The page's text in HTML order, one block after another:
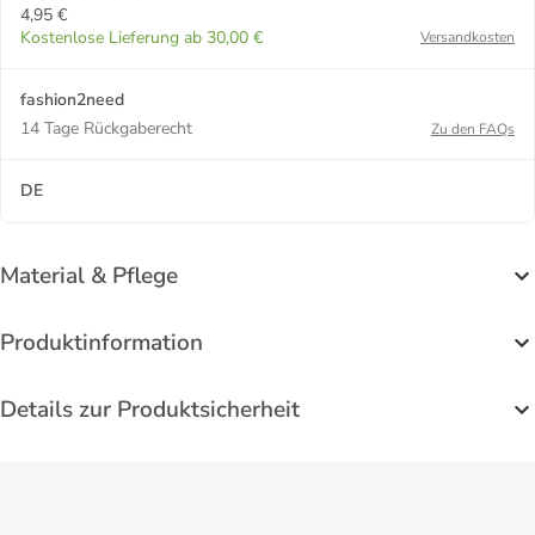
4,95 €
Kostenlose Lieferung ab 30,00 €
Versandkosten
fashion2need
14 Tage Rückgaberecht
Zu den FAQs
DE
Material & Pflege
Produktinformation
Details zur Produktsicherheit